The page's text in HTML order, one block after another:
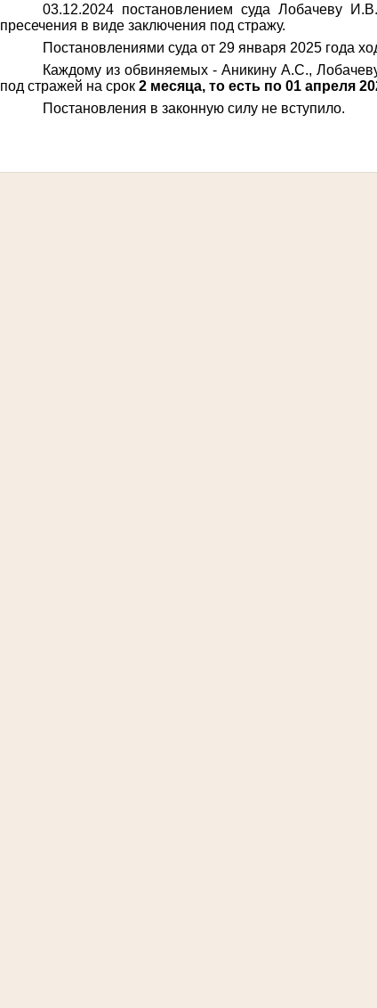
03.12.2024 постановлением суда Лобачеву
пресечения в виде заключения под стражу.
Постановлениями суда от 29 января 2025 года
Каждому из обвиняемых - Аникину А.С.,
под стражей на срок2 месяца, то есть по 01 апреля
Постановления в законную силу не вступило.